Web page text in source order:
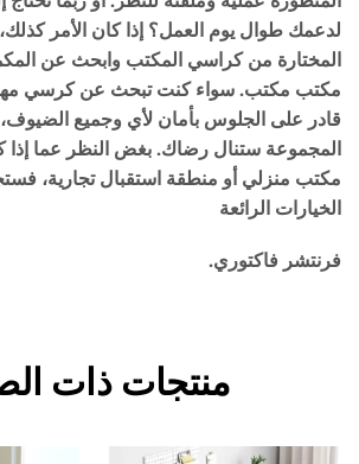
لدعمك طوال يوم العمل؟ إذا كان الأمر
المختارة من كراسي المكتب وابحث عن
مكتب مكتب. سواء كنت تبحث عن كرسي
قادر على الجلوس بأمان لأي وجميع
المجموعة ستنال رضاك. بغض النظر عما
مكتب منزلي أو منطقة استقبال تجارية،
الخيارات الرائعة
فرنتشر فاكتوري.
منتجات ذات